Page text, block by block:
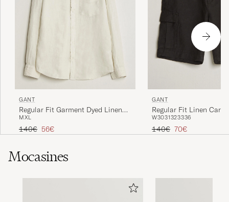
GANT
Regular Fit Garment Dyed Linen
Shirt Sand
MXL
Precio ordinario
140€ Precio reducido
56€
GANT
Regular Fit Linen
Ebony Black
W3031323336
Precio ordinario
140€ Precio reducido
70€
Mocasines